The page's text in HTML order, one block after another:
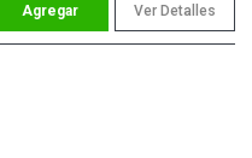
Ver Detalles